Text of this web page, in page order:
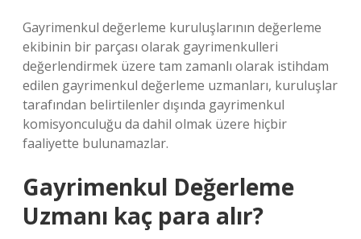
Gayrimenkul değerleme kuruluşlarının değerleme
ekibinin bir parçası olarak gayrimenkulleri
değerlendirmek üzere tam zamanlı olarak istihdam
edilen gayrimenkul değerleme uzmanları, kuruluşlar
tarafından belirtilenler dışında gayrimenkul
komisyonculuğu da dahil olmak üzere hiçbir
faaliyette bulunamazlar.
Gayrimenkul Değerleme
Uzmanı kaç para alır?